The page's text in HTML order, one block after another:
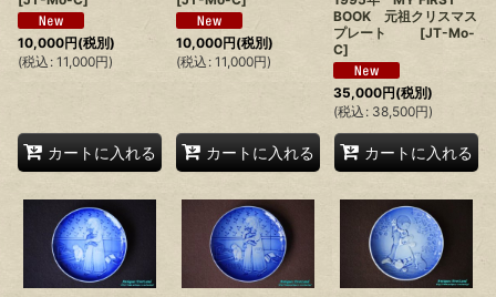
10,000円(税別)
(税込 : 11,000円)
カートに入れる
10,000円(税別)
(税込 : 11,000円)
カートに入れる
BOOK 元祖クリスマス
プレート
[JT-Mo-
C]
35,000円(税別)
(税込 : 38,500円)
カートに入れる